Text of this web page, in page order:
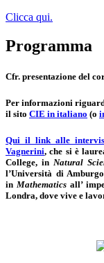
Clicca qui.
Programma
Cfr. presentazione del
Per informazioni
il sito CIE in italiano (o
Qui il link alle
Vagnerini, che si è
College, in Natural
l’Università di
inMathematics all’
Londra, dove vive e